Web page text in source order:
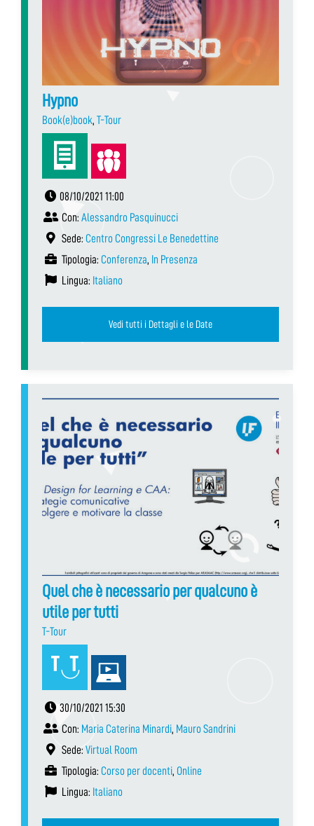
Hypno
Book(e)book, T-Tour
08/10/2021 11:00
Con: Alessandro Pasquinucci
Sede: Centro Congressi Le Benedettine
Tipologia: Conferenza, In Presenza
Lingua: Italiano
Vedi tutti i Dettagli e le Date
Quel che è necessario per qualcuno è
utile per tutti
T-Tour
30/10/2021 15:30
Con: Maria Caterina Minardi, Mauro Sandrini
Sede: Virtual Room
Tipologia: Corso per docenti, Online
Lingua: Italiano